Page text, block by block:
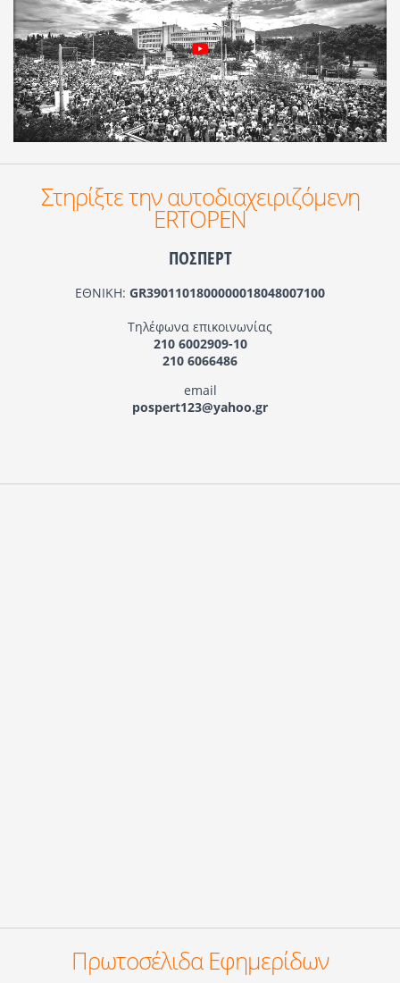
Στηρίξτε την αυτοδιαχειριζόμενη
ERTOPEN
ΠΟΣΠΕΡΤ
ΕΘΝΙΚΗ: GR3901101800000018048007100
Τηλέφωνα επικοινωνίας
210 6002909-10
210 6066486
email
pospert123@yahoo.gr
Πρωτοσέλιδα Εφημερίδων